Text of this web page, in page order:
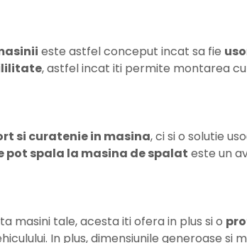
este astfel conceput incat sa fie
, astfel incat iti permite montarea
si curatenie in masina, ci si o solutie
pot spala la masina de spalat este un
masini tale, acesta iti ofera in plus si o
In plus, dimensiunile generoase si